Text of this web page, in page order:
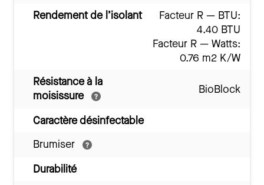
Rendement de l’isolant
Facteur R — BTU:
4.40 BTU
Facteur R — Watts:
0.76 m2 K/W
Résistance à la
moisissure
BioBlock
Caractère désinfectable
Brumiser
Durabilité